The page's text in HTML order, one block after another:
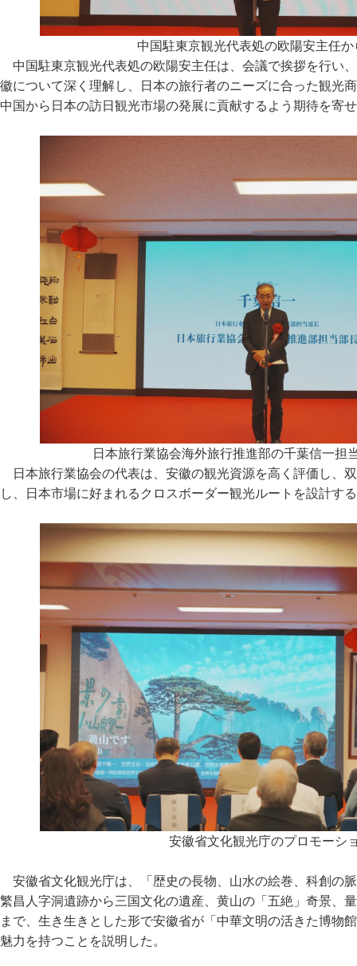
中国駐東京観光代表処の欧陽安主任
中国駐東京観光代表処の欧陽安主任は、会議で挨拶を行い
徽について深く理解し、日本の旅行者のニーズに合った観光
中国から日本の訪日観光市場の発展に貢献するよう期待を寄
日本旅行業協会海外旅行推進部の千葉信一担
日本旅行業協会の代表は、安徽の観光資源を高く評価し、
し、日本市場に好まれるクロスボーダー観光ルートを設計す
安徽省文化観光庁のプロモーシ
安徽省文化観光庁は、「歴史の長物、山水の絵巻、科創の
繁昌人字洞遺跡から三国文化の遺産、黄山の「五絶」奇景、
まで、生き生きとした形で安徽省が「中華文明の活きた博物
魅力を持つことを説明した。